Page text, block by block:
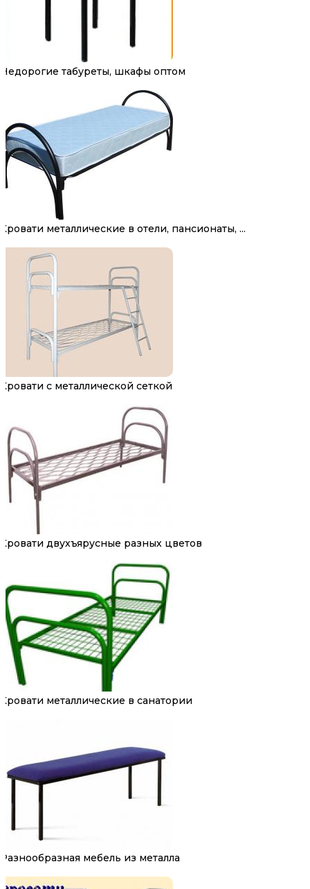
Недорогие табуреты, шкафы оптом
Кровати металлические в отели, пансионаты, ...
Кровати с металлической сеткой
Кровати двухъярусные разных цветов
Кровати металлические в санатории
Разнообразная мебель из металла